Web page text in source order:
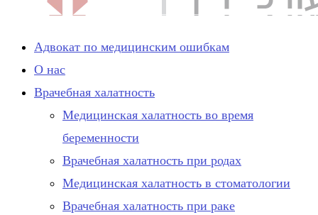
Адвокат по медицинским ошибкам
О нас
Врачебная халатность
Медицинская халатность во время
беременности
Врачебная халатность при родах
Медицинская халатность в стоматологии
Врачебная халатность при раке